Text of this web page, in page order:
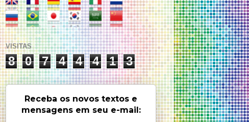
VISITAS
8 0 7 4 4 4 1 3
Receba os novos textos e
mensagens em seu e-mail: